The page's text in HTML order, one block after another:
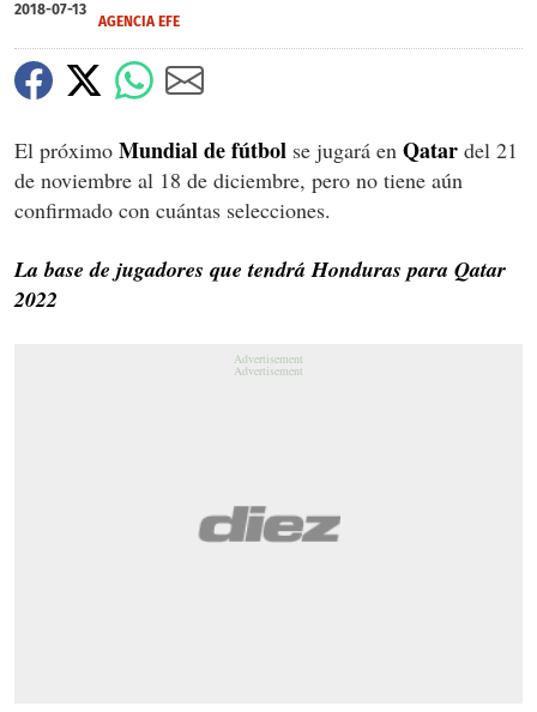
2018-07-13
AGENCIA EFE
El próximo Mundial de fútbol se jugará en Qatar del 21
de noviembre al 18 de diciembre, pero no tiene aún
confirmado con cuántas selecciones.
La base de jugadores que tendrá Honduras para Qatar
2022